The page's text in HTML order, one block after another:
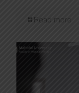
Read more